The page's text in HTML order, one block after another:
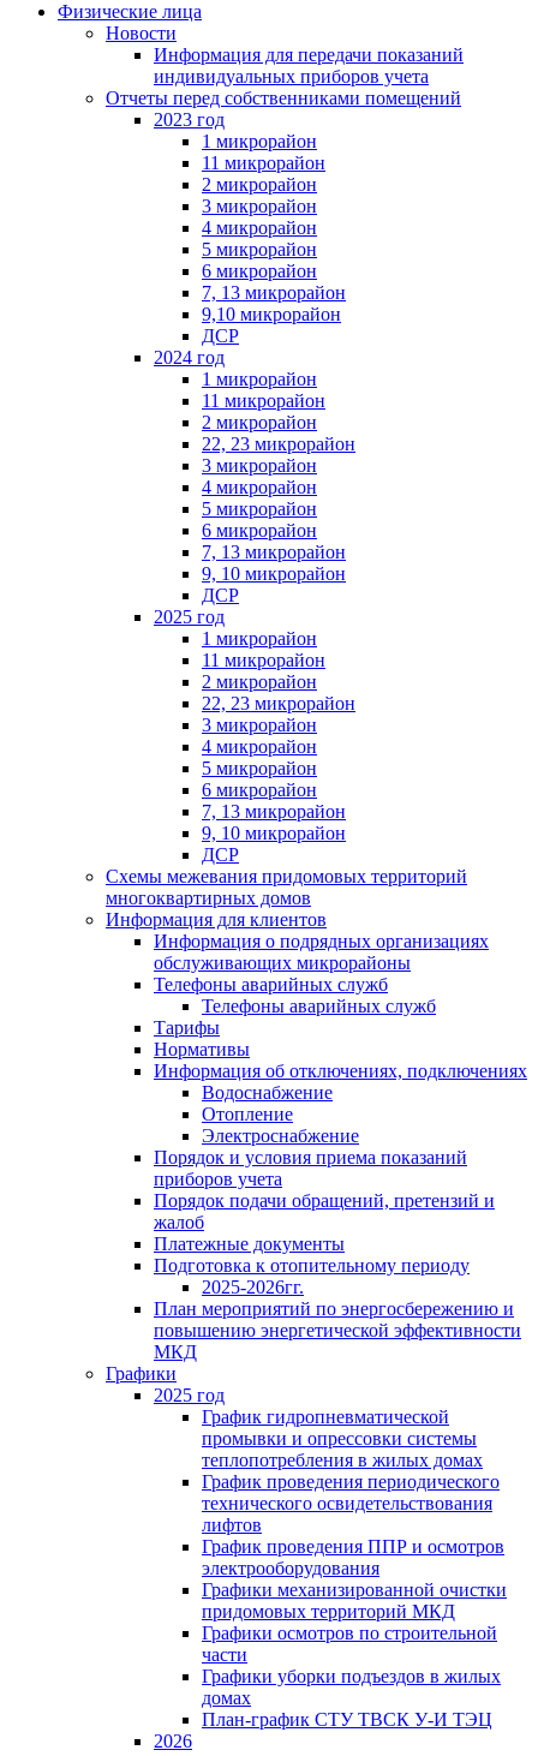
Физические лица
Новости
Информация для передачи показаний
индивидуальных приборов учета
Отчеты перед собственниками помещений
2023 год
1 микрорайон
11 микрорайон
2 микрорайон
3 микрорайон
4 микрорайон
5 микрорайон
6 микрорайон
7, 13 микрорайон
9,10 микрорайон
ДСР
2024 год
1 микрорайон
11 микрорайон
2 микрорайон
22, 23 микрорайон
3 микрорайон
4 микрорайон
5 микрорайон
6 микрорайон
7, 13 микрорайон
9, 10 микрорайон
ДСР
2025 год
1 микрорайон
11 микрорайон
2 микрорайон
22, 23 микрорайон
3 микрорайон
4 микрорайон
5 микрорайон
6 микрорайон
7, 13 микрорайон
9, 10 микрорайон
ДСР
Схемы межевания придомовых территорий
многоквартирных домов
Информация для клиентов
Информация о подрядных организациях
обслуживающих микрорайоны
Телефоны аварийных служб
Телефоны аварийных служб
Тарифы
Нормативы
Информация об отключениях, подключениях
Водоснабжение
Отопление
Электроснабжение
Порядок и условия приема показаний
приборов учета
Порядок подачи обращений, претензий и
жалоб
Платежные документы
Подготовка к отопительному периоду
2025-2026гг.
План мероприятий по энергосбережению и
повышению энергетической эффективности
МКД
Графики
2025 год
График гидропневматической
промывки и опрессовки системы
теплопотребления в жилых домах
График проведения периодического
технического освидетельствования
лифтов
График проведения ППР и осмотров
электрооборудования
Графики механизированной очистки
придомовых территорий МКД
Графики осмотров по строительной
части
Графики уборки подъездов в жилых
домах
План-график СТУ ТВСК У-И ТЭЦ
2026